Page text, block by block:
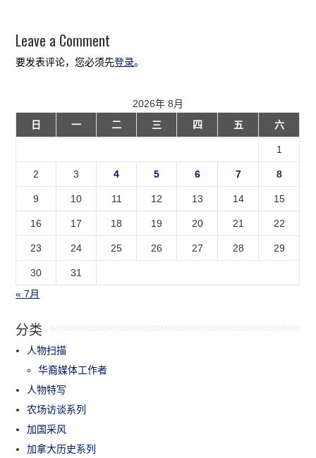
Leave a Comment
要发表评论，您必须先登录。
2026年 8月
日
一 二 三 四 五 六
1
2 3 4 5 6 7 8
9 10 11 12 13 14 15
16 17 18 19 20 21 22
23 24 25 26 27 28 29
30
31
« 7月
分类
人物扫描
华裔媒体工作者
人物特写
农场访谈系列
加国采风
加拿大历史系列